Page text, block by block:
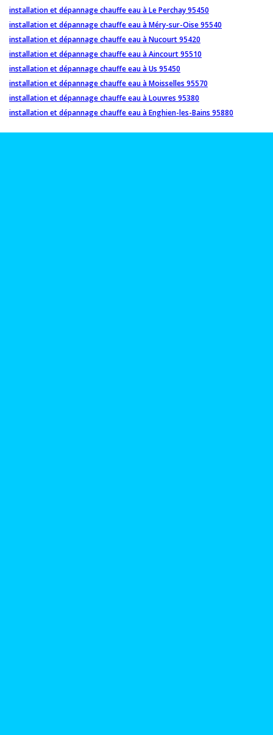
installation et dépannage chauffe eau à Le Perchay 95450
installation et dépannage chauffe eau à Méry-sur-Oise 95540
installation et dépannage chauffe eau à Nucourt 95420
installation et dépannage chauffe eau à Aincourt 95510
installation et dépannage chauffe eau à Us 95450
installation et dépannage chauffe eau à Moisselles 95570
installation et dépannage chauffe eau à Louvres 95380
installation et dépannage chauffe eau à Enghien-les-Bains 95880